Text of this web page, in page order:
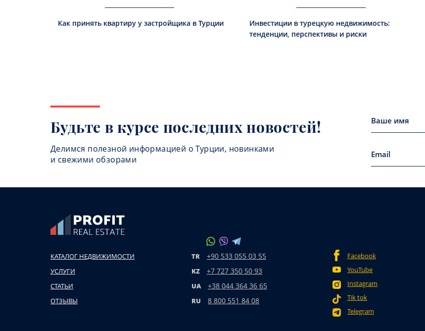
Как принять квартиру у застройщика в Турции
Инвестиции в турецкую недвижимость:
тенденции, перспективы и риски
Будьте в курсе последних новостей!
Делимся полезной информацией о Турции, новинками
и свежими обзорами
КАТАЛОГ НЕДВИЖИМОСТИ
УСЛУГИ
СТАТЬИ
ОТЗЫВЫ
TR +90 533 055 03 55
KZ +7 727 350 50 93
UA +38 044 364 36 65
RU 8 800 551 84 08
Facebook
YouTube
Instagram
Tik tok
Telegram